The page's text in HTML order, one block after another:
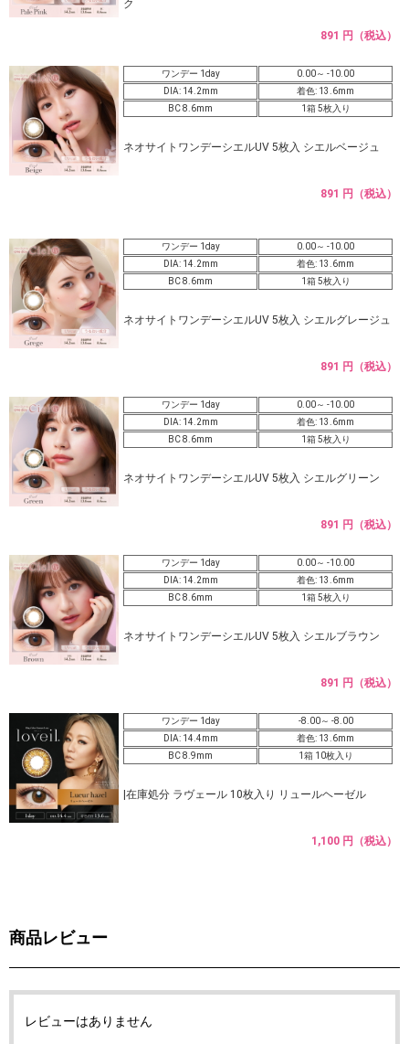
ク
891 円（税込）
ワンデー 1day
0.00～ -10.00
DIA: 14.2mm
着色: 13.6mm
BC 8.6mm
1箱 5枚入り
ネオサイトワンデーシエルUV 5枚入 シエルベージュ
891 円（税込）
ワンデー 1day
0.00～ -10.00
DIA: 14.2mm
着色: 13.6mm
BC 8.6mm
1箱 5枚入り
ネオサイトワンデーシエルUV 5枚入 シエルグレージュ
891 円（税込）
ワンデー 1day
0.00～ -10.00
DIA: 14.2mm
着色: 13.6mm
BC 8.6mm
1箱 5枚入り
ネオサイトワンデーシエルUV 5枚入 シエルグリーン
891 円（税込）
ワンデー 1day
0.00～ -10.00
DIA: 14.2mm
着色: 13.6mm
BC 8.6mm
1箱 5枚入り
ネオサイトワンデーシエルUV 5枚入 シエルブラウン
891 円（税込）
ワンデー 1day
-8.00～ -8.00
DIA: 14.4mm
着色: 13.6mm
BC 8.9mm
1箱 10枚入り
|在庫処分 ラヴェール 10枚入り リュールヘーゼル
1,100 円（税込）
商品レビュー
レビューはありません